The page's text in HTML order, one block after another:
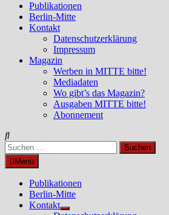
Publikationen
Berlin-Mitte
Kontakt
Datenschutzerklärung
Impressum
Magazin
Werben in MITTE bitte!
Mediadaten
Wo gibt’s das Magazin?
Ausgaben MITTE bitte!
Abonnement
Suchen
nach:Menü
Publikationen
Berlin-Mitte
Kontakt
Untermenü